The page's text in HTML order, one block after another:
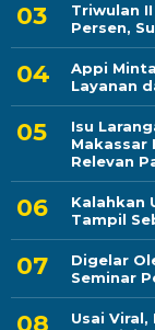
Triwulan
Persen,
Appi
Layanan
Isu
Makassar
Relevan
Kalahkan
Tampil
Digelar
Seminar
Usai